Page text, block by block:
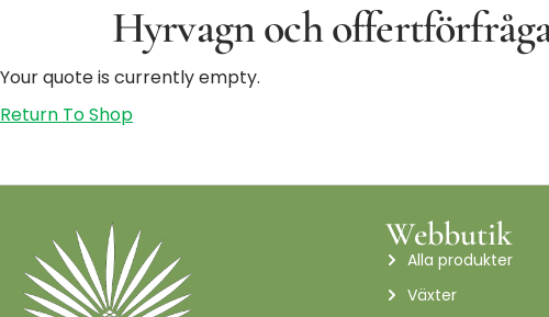
Hyrvagn och
Your quote is currently empty.
Return To Shop
Webbutik
Alla produkter
Växter